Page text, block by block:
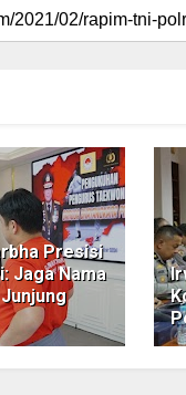
Presisi
Jaga Nama